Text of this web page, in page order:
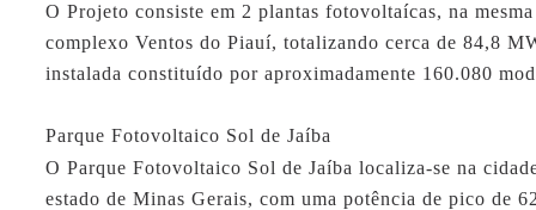
O Projeto consiste em 2 plantas fotovoltaícas, na
complexo Ventos do Piauí, totalizando cerca de 84,8
instalada constituído por aproximadamente 160.080
Parque Fotovoltaico Sol de Jaíba
O Parque Fotovoltaico Sol de Jaíba localiza-se na
estado de Minas Gerais, com uma potência de pico de